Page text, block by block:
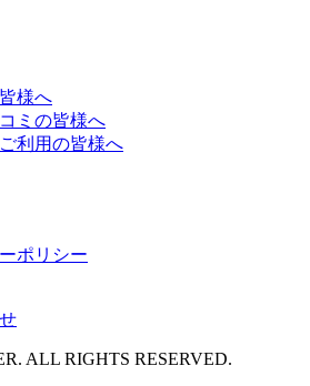
様へ
ミの皆様へ
利用の皆様へ
ポリシー
ALL RIGHTS RESERVED.